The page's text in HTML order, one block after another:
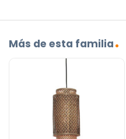
Más de esta familia